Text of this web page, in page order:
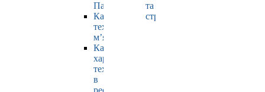
Павлюк
Кафедра
технології
м’яса
Кафедра
харчових
технологій
в
ресторанній
та
страхування